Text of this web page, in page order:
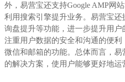
外，易营宝还支持Google AMP网
利用搜索引擎提升业务。易营宝还
询盘提升等功能，进一步提升用
注重用户数据的安全和沟通的便
微信和邮箱的功能。总体而言，
的解决方案，使用户能够更好地运